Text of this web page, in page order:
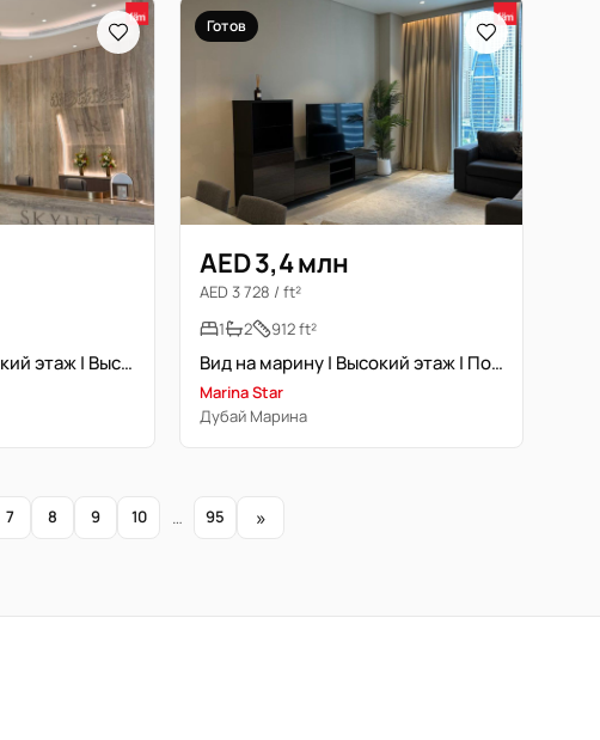
Новостройка | Высокий этаж | Высокая доходность
Готов
AED 3,4 млн
AED 3 728 / ft²
1
2 912 ft²
Вид на марину | Высокий этаж | Полностью меблирована
Marina Star
Дубай Марина
7 8 9 10 … 95 »